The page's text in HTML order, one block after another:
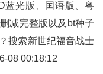
蓝光版、国语版、粤
减完整版以及bt种子
搜索新世纪福音战士
08 00:18:12